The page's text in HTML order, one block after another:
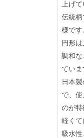
上げて
伝統
様です
円形
調和
ていま
日本
で、
のが特
軽くて
吸水